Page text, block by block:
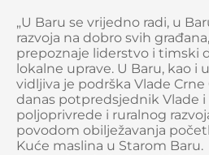
„U Baru se vrijedno radi, u
razvoja na dobro svih
prepoznaje liderstvo i timski
lokalne uprave. U Baru, kao
vidljiva je podrška Vlade Crne
danas potpredsjednik Vlade
poljoprivrede i ruralnog
povodom obilježavanja
Kuće maslina u Starom Baru.